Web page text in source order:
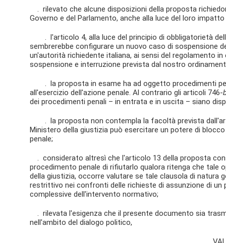
. rilevato che alcune disposizioni della proposta
Governo e del Parlamento, anche alla luce del loro
. l'articolo 4, alla luce del principio di obbligatorietà
sembrerebbe configurare un nuovo caso di sospensione
un'autorità richiedente italiana, ai sensi del regolamento
sospensione e interruzione prevista dal nostro
. la proposta in esame ha ad oggetto procedimenti
all'esercizio dell'azione penale. Al contrario gli articoli 746-
dei procedimenti penali – in entrata e in uscita – siano
. la proposta non contempla la facoltà prevista
Ministero della giustizia può esercitare un potere di
penale;
. considerato altresì che l'articolo 13 della proposta
procedimento penale di rifiutarlo qualora ritenga che tale
della giustizia, occorre valutare se tale clausola di
restrittivo nei confronti delle richieste di assunzione di un
complessive dell'intervento normativo;
. rilevata l'esigenza che il presente documento sia
nell'ambito del dialogo politico,